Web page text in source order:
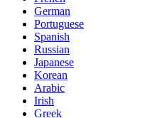
German
Portuguese
Spanish
Russian
Japanese
Korean
Arabic
Irish
Greek